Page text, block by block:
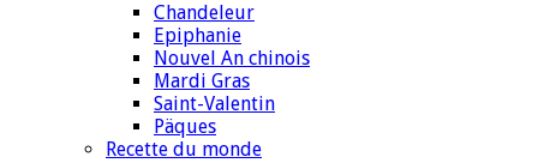
Chandeleur
Epiphanie
Nouvel An chinois
Mardi Gras
Saint-Valentin
Päques
Recette du monde